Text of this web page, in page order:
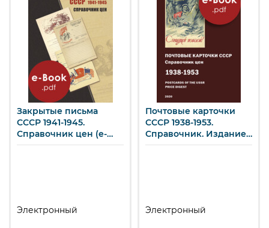
Закрытые письма
СССР 1941-1945.
Справочник цен (e-
book)
Электронный
Почтовые карточки
СССР 1938-1953.
Справочник. Издание
III (e-book)
Электронный